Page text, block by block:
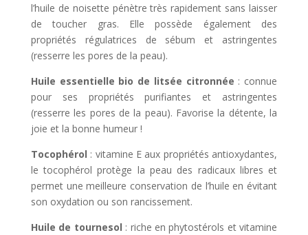
l’huile de noisette pénètre très rapidement sans laisser
de toucher gras. Elle possède également des
propriétés régulatrices de sébum et astringentes
(resserre les pores de la peau).
Huile essentielle bio de litsée citronnée : connue
pour ses propriétés purifiantes et astringentes
(resserre les pores de la peau). Favorise la détente, la
joie et la bonne humeur !
Tocophérol : vitamine E aux propriétés antioxydantes,
le tocophérol protège la peau des radicaux libres et
permet une meilleure conservation de l’huile en évitant
son oxydation ou son rancissement.
Huile de tournesol : riche en phytostérols et vitamine